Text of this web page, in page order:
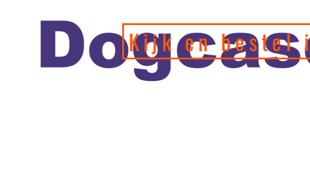
Kijk en bestel